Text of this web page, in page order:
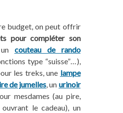
budget, on peut offrir
pour compléter son
couteau de rando
type “suisse”…),
les treks, une lampe
de jumelles, un urinoir
mesdames (au pire,
le cadeau), un